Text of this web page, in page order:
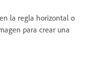
la regla horizontal o
para crear una